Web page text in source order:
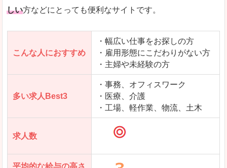
しい方などにとっても便利なサイトです。
こんな人におすすめ
・幅広い仕事をお探しの方
・雇用形態にこだわりがない方
・主婦や未経験の方
多い求人Best3
・事務、オフィスワーク
・医療、介護
・工場、軽作業、物流、土木
求人数